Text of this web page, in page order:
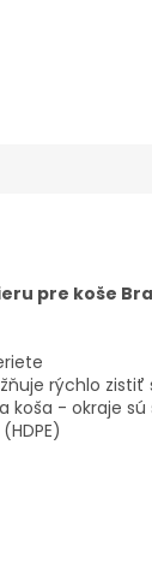
pre koše
rýchlo zistiť
koša - okraje sú